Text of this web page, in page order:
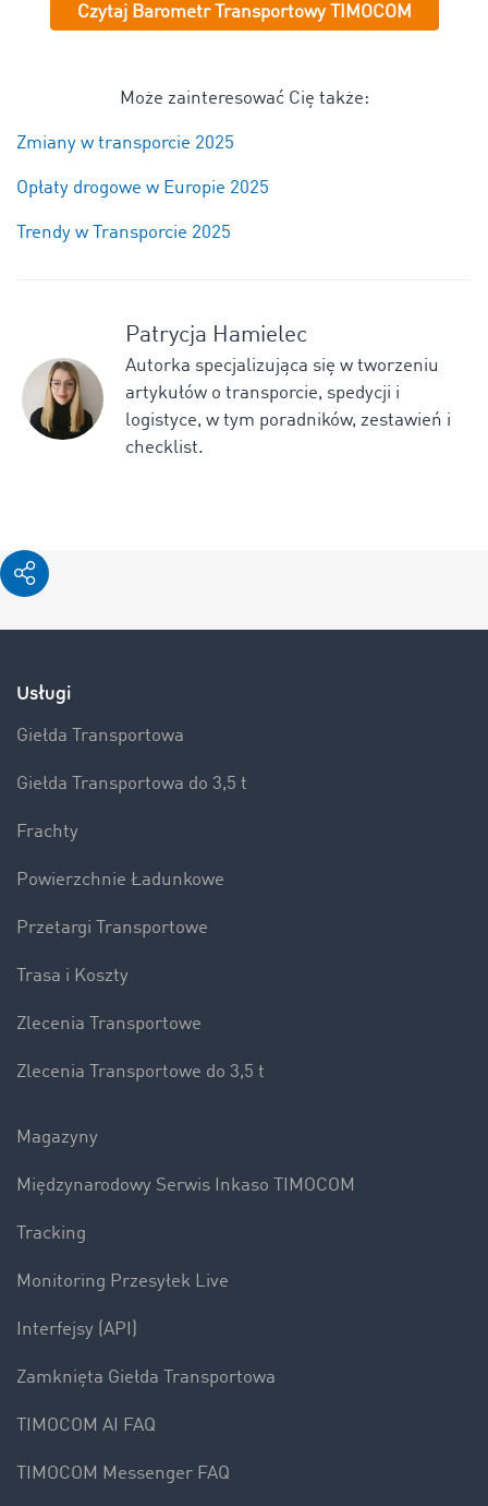
Czytaj Barometr Transportowy TIMOCOM
Może zainteresować Cię także:
Zmiany w transporcie 2025
Opłaty drogowe w Europie 2025
Trendy w Transporcie 2025
Patrycja Hamielec
Autorka specjalizująca się w tworzeniu
artykułów o transporcie, spedycji i
logistyce, w tym poradników, zestawień i
checklist.
Usługi
Giełda Transportowa
Giełda Transportowa do 3,5 t
Frachty
Powierzchnie Ładunkowe
Przetargi Transportowe
Trasa i Koszty
Zlecenia Transportowe
Zlecenia Transportowe do 3,5 t
Magazyny
Międzynarodowy Serwis Inkaso TIMOCOM
Tracking
Monitoring Przesyłek Live
Interfejsy (API)
Zamknięta Giełda Transportowa
TIMOCOM AI FAQ
TIMOCOM Messenger FAQ